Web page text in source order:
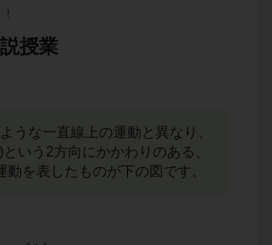
授業
うな一直線上の運動と異なり、
いう2方向にかかわりのある、
を表したものが下の図です。